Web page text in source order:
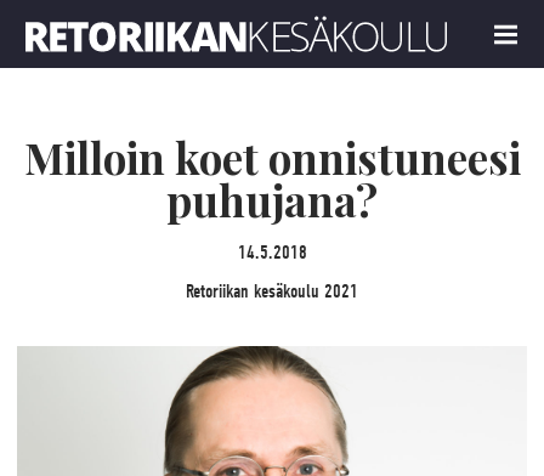
MENU
Milloin koet onnistuneesi
puhujana?
14.5.2018
Retoriikan kesäkoulu 2021